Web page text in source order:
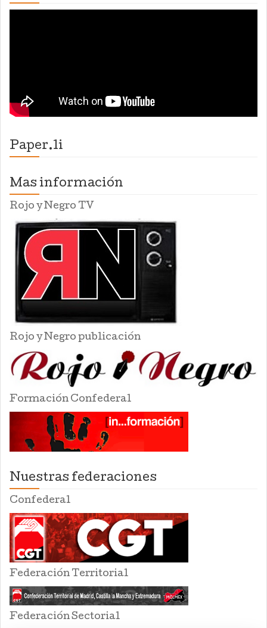
Paper.li
Mas información
Rojo y Negro TV
Rojo y Negro publicación
Formación Confederal
Nuestras federaciones
Confederal
Federación Territorial
Federación Sectorial